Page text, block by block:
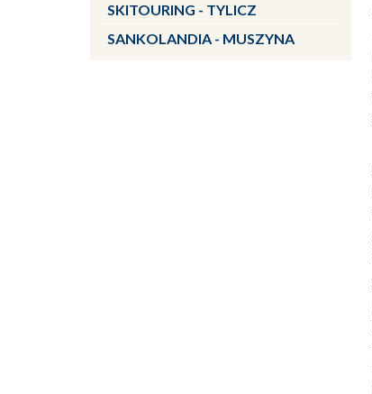
SKITOURING - TYLICZ
SANKOLANDIA - MUSZYNA